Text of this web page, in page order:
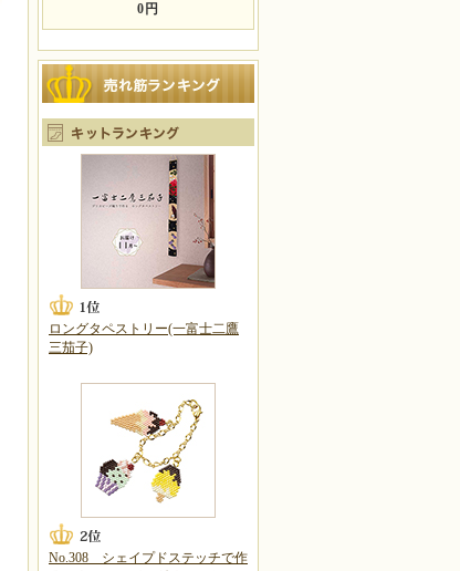
0円
ロングタペストリー(一富士二鷹
三茄子)
No.308 シェイプドステッチで作